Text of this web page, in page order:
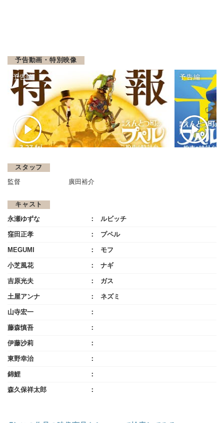
予告動画・特別映像
予告編 予告編
スタッフ
監督 廣田裕介
キャスト
永瀬ゆずな ルビッチ
窪田正孝 プペル
MEGUMI モフ
小芝風花 ナギ
吉原光夫 ガス
土屋アンナ ネズミ
山寺宏一
藤森慎吾
伊藤沙莉
東野幸治
錦鯉
森久保祥太郎